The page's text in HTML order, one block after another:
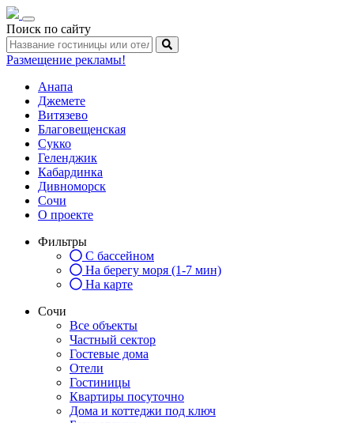
Toggle
navigation
Поиск по сайту
Размещение рекламы!
Анапа
Джемете
Витязево
Благовещенская
Сукко
Геленджик
Кабардинка
Дивноморск
Сочи
О проекте
Фильтры
С бассейном
На берегу моря (1-7 мин)
На карте
Сочи
Все объекты
Частный сектор
Гостевые дома
Отели
Гостиницы
Квартиры посуточно
Дома и коттеджи под ключ